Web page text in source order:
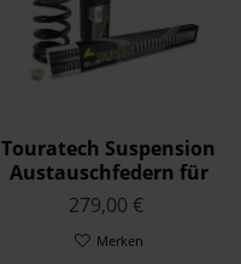
Touratech Suspension
Austauschfedern für
Yamaha XJ-6 2008 - 2015
279,00 €
Merken